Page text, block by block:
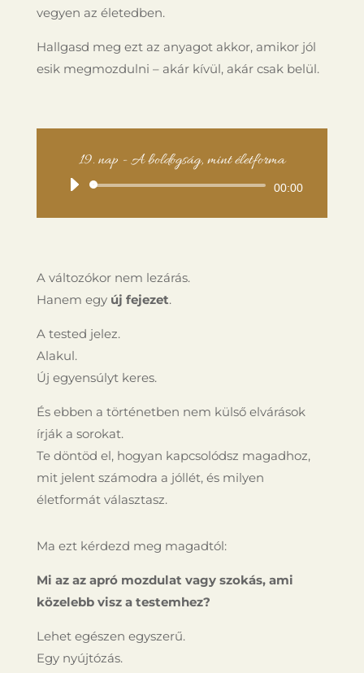
vegyen az életedben.
Hallgasd meg ezt az anyagot akkor, amikor jól
esik megmozdulni – akár kívül, akár csak belül.
19. nap - A boldogság, mint életforma
Audió
00:00
A változókor nem lezárás.
Hanem egy új fejezet.
A tested jelez.
Alakul.
Új egyensúlyt keres.
És ebben a történetben nem külső elvárások
írják a sorokat.
Te döntöd el, hogyan kapcsolódsz magadhoz,
mit jelent számodra a jóllét, és milyen
életformát választasz.
Ma ezt kérdezd meg magadtól:
Mi az az apró mozdulat vagy szokás, ami
közelebb visz a testemhez?
Lehet egészen egyszerű.
Egy nyújtózás.